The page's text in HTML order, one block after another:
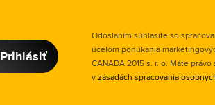
Prihlásiť
Odoslaním súhlasíte so
účelom ponúkania
CANADA 2015 s. r. o. Máte
vzásadách spracovania